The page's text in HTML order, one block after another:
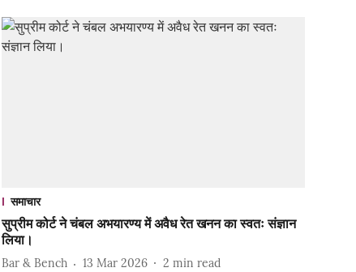
समाचार
सुप्रीम कोर्ट ने चंबल अभयारण्य में अवैध रेत खनन का स्वतः संज्ञान
लिया।
Bar & Bench 13 Mar 2026 2 min read